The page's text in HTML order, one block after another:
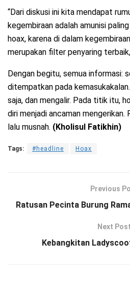
“Dari diskusi ini kita mendapat
kegembiraan adalah amunisi
hoax, karena di dalam
merupakan filter penyaring
Dengan begitu, semua informasi:
ditempatkan pada
saja, dan mengalir. Pada titik itu,
diri menjadi ancaman mengerikan.
lalu musnah. (Kholisul Fatikhin)
Tags: #headline Hoax
Previous
Ratusan Pecinta Burung
Next Post
Kebangkitan